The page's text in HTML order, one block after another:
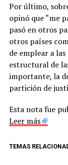
Por último,
opinó que “me
pasó en otros
otros países
de emplear a
estructural de
importante, la
partición de
Esta nota fue
Leer más
TEMAS